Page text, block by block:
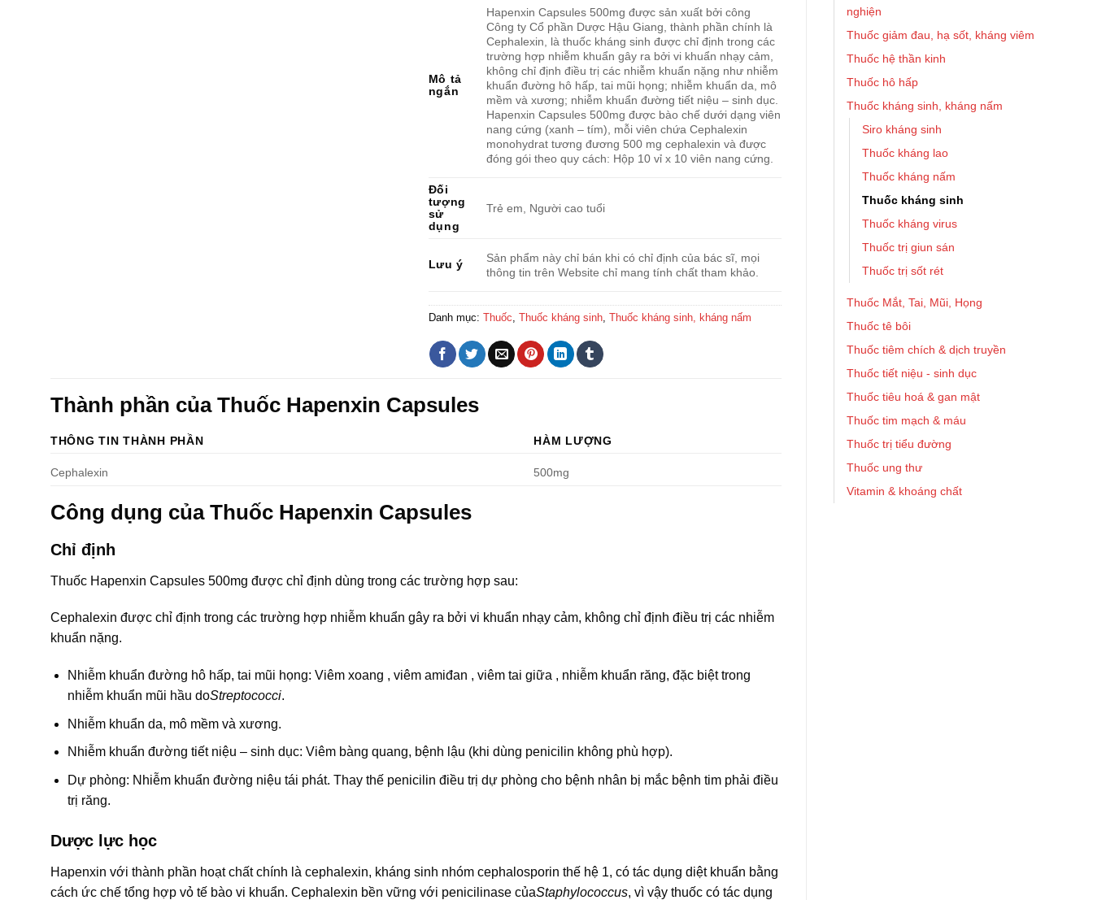
nghiện
Thuốc giảm đau, hạ sốt, kháng viêm
Thuốc hệ thần kinh
Thuốc hô hấp
Thuốc kháng sinh, kháng nấm
Siro kháng sinh
Thuốc kháng lao
Thuốc kháng nấm
Thuốc kháng sinh
Thuốc kháng virus
Thuốc trị giun sán
Thuốc trị sốt rét
Thuốc Mắt, Tai, Mũi, Họng
Thuốc tê bôi
Thuốc tiêm chích & dịch truyền
Thuốc tiết niệu - sinh dục
Thuốc tiêu hoá & gan mật
Thuốc tim mạch & máu
Thuốc trị tiểu đường
Thuốc ung thư
Vitamin & khoáng chất
Mô tả
ngắn
Hapenxin Capsules 500mg được sản xuất bởi công
Công ty Cổ phần Dược Hậu Giang, thành phần chính là
Cephalexin, là thuốc kháng sinh được chỉ định trong các
trường hợp nhiễm khuẩn gây ra bởi vi khuẩn nhạy cảm,
không chỉ định điều trị các nhiễm khuẩn nặng như nhiễm
khuẩn đường hô hấp, tai mũi họng; nhiễm khuẩn da, mô
mềm và xương; nhiễm khuẩn đường tiết niệu – sinh dục.
Hapenxin Capsules 500mg được bào chế dưới dạng viên
nang cứng (xanh – tím), mỗi viên chứa Cephalexin
monohydrat tương đương 500 mg cephalexin và được
đóng gói theo quy cách: Hộp 10 vỉ x 10 viên nang cứng.
Đối
tượng
sử
dụng
Trẻ em, Người cao tuổi
Lưu ý
Sản phẩm này chỉ bán khi có chỉ định của bác sĩ, mọi
thông tin trên Website chỉ mang tính chất tham khảo.
Danh mục: Thuốc, Thuốc kháng sinh, Thuốc kháng sinh, kháng nấm
Thành phần của Thuốc Hapenxin Capsules
THÔNG TIN THÀNH PHẦN HÀM LƯỢNG
Cephalexin 500mg
Công dụng của Thuốc Hapenxin Capsules
Chỉ định
Thuốc Hapenxin Capsules 500mg được chỉ định dùng trong các trường hợp sau:
Cephalexin được chỉ định trong các trường hợp nhiễm khuẩn gây ra bởi vi khuẩn nhạy cảm, không chỉ định điều trị các nhiễm
khuẩn nặng.
Nhiễm khuẩn đường hô hấp, tai mũi họng: Viêm xoang , viêm amiđan , viêm tai giữa , nhiễm khuẩn răng, đặc biệt trong
nhiễm khuẩn mũi hầu doStreptococci.
Nhiễm khuẩn da, mô mềm và xương.
Nhiễm khuẩn đường tiết niệu – sinh dục: Viêm bàng quang, bệnh lậu (khi dùng penicilin không phù hợp).
Dự phòng: Nhiễm khuẩn đường niệu tái phát. Thay thế penicilin điều trị dự phòng cho bệnh nhân bị mắc bệnh tim phải điều
trị răng.
Dược lực học
Hapenxin với thành phần hoạt chất chính là cephalexin, kháng sinh nhóm cephalosporin thế hệ 1, có tác dụng diệt khuẩn bằng
cách ức chế tổng hợp vỏ tế bào vi khuẩn. Cephalexin bền vững với penicilinase củaStaphylococcus, vì vậy thuốc có tác dụng